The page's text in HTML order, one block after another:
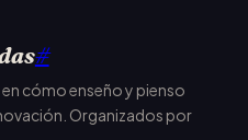
#
cómo enseño y pienso
Organizados por